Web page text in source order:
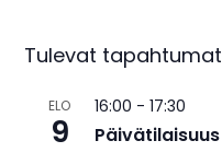
Tulevat tapahtumat
ELO
9
16:00 -17:30
Päivätilaisuus